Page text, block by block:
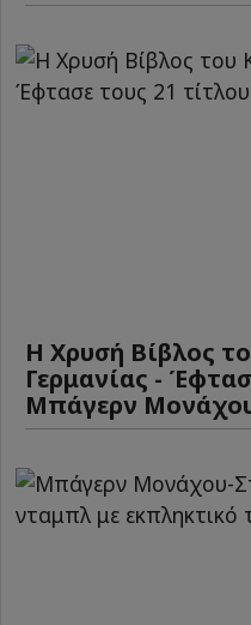
Η Χρυσή Βίβλος
Γερμανίας -
Μπάγερν